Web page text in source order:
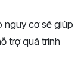
nguy cơ sẽ giúp
trợ quá trình